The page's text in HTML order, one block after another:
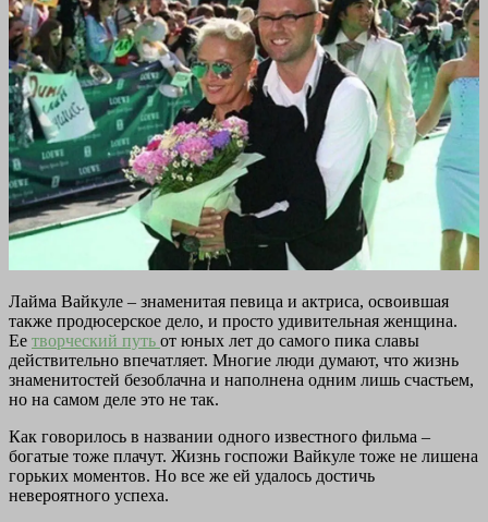
Лайма Вайкуле – знаменитая певица и актриса, освоившая
также продюсерское дело, и просто удивительная женщина.
Ее творческий путь от юных лет до самого пика славы
действительно впечатляет. Многие люди думают, что жизнь
знаменитостей безоблачна и наполнена одним лишь счастьем,
но на самом деле это не так.
Как говорилось в названии одного известного фильма –
богатые тоже плачут. Жизнь госпожи Вайкуле тоже не лишена
горьких моментов. Но все же ей удалось достичь
невероятного успеха.